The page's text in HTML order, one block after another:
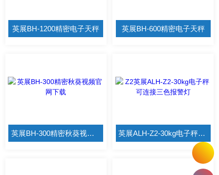
英展BH-1200精密电子天秤 英展BH-600精密电子天秤
英展BH-300精密秋葵视频官网下载 英展ALH-Z2-30kg电子秤可连接三色报警灯